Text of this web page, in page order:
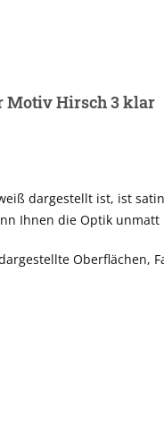
Motiv Hirsch 3 klar
dargestellt ist, ist
Ihnen die Optik
Oberflächen,